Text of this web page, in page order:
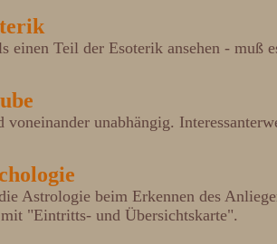
einen Teil der Esoterik ansehen - muß
unabhängig.
Astrologie beim Erkennen des
"Eintritts- und Übersichtskarte".